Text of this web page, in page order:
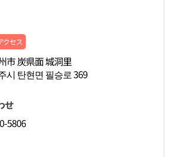
クセス
市 炭県面 城洞里
시 탄현면 필승로 369
せ
5806